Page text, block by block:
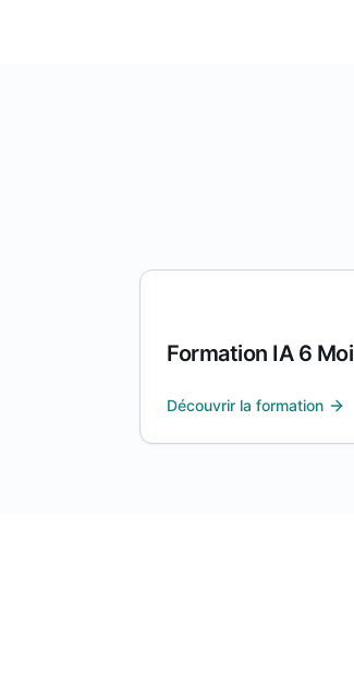
Formation IA 6
Découvrir la formation